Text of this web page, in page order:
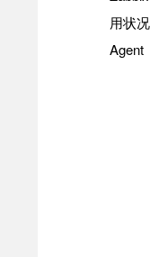
用状
Agent